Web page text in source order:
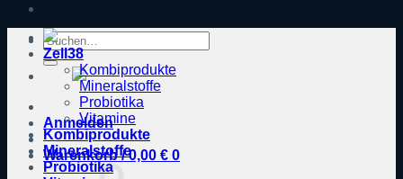
Suche
nach:
Anmelden
Warenkorb /0,00 € 0
Zell38
Kombiprodukte
Mineralstoffe
Probiotika
Vitamine
Kombiprodukte
Mineralstoffe
Probiotika